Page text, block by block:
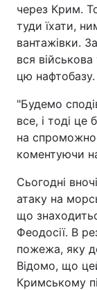
через Крим.
туди їхати,
вантажівки.
вся
цю нафтобазу.
"Будемо
все, і тоді це
на
коментуючи
Сьогодні
атаку на
що
Феодосії. В
пожежа, яку
Відомо, що
Кримському